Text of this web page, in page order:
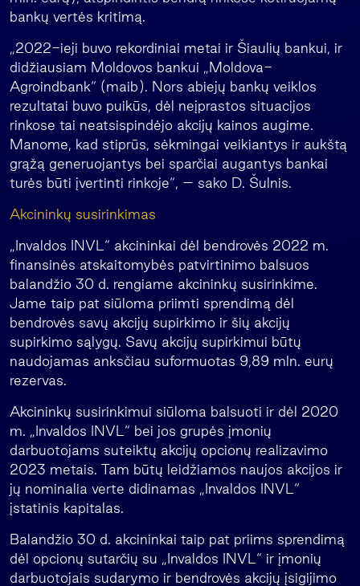
bankų vertės kritimą.
„2022-ieji buvo rekordiniai metai ir Šiaulių bankui, ir
didžiausiam Moldovos bankui „Moldova-
Agroindbank“ (maib). Nors abiejų bankų veiklos
rezultatai buvo puikūs, dėl neįprastos situacijos
rinkose tai neatsispindėjo akcijų kainos augime.
Manome, kad stiprūs, sėkmingai veikiantys ir aukštą
grąžą generuojantys bei sparčiai augantys bankai
turės būti įvertinti rinkoje“, – sako D. Šulnis.
Akcininkų susirinkimas
„Invaldos INVL“ akcininkai dėl bendrovės 2022 m.
finansinės atskaitomybės patvirtinimo balsuos
balandžio 30 d. rengiame akcininkų susirinkime.
Jame taip pat siūloma priimti sprendimą dėl
bendrovės savų akcijų supirkimo ir šių akcijų
supirkimo sąlygų. Savų akcijų supirkimui būtų
naudojamas anksčiau suformuotas 9,89 mln. eurų
rezervas.
Akcininkų susirinkimui siūloma balsuoti ir dėl 2020
m. „Invaldos INVL“ bei jos grupės įmonių
darbuotojams suteiktų akcijų opcionų realizavimo
2023 metais. Tam būtų leidžiamos naujos akcijos ir
jų nominalia verte didinamas „Invaldos INVL“
įstatinis kapitalas.
Balandžio 30 d. akcininkai taip pat priims sprendimą
dėl opcionų sutarčių su „Invaldos INVL“ ir įmonių
darbuotojais sudarymo ir bendrovės akcijų įsigijimo